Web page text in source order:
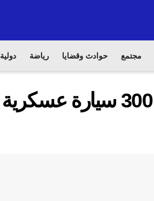
مجتمع حوادث وقضايا رياضة دولية
المغرب يعزز قدراته العسكرية ..و يقتني 300 سيارة عسكرية